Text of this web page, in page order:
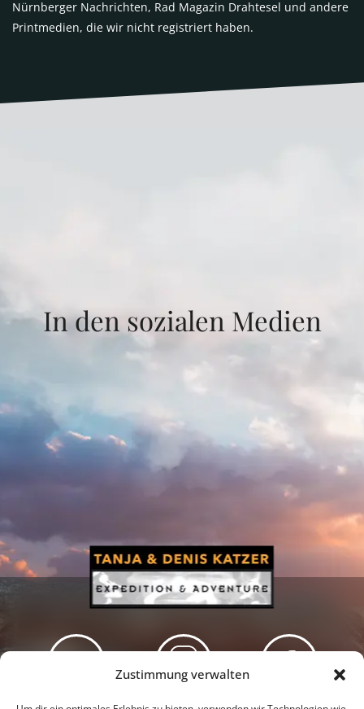
Zustimmung verwalten
Nürnberger Nachrichten, Rad Magazin Drahtesel und andere
Printmedien, die wir nicht registriert haben.
In den sozialen Medien